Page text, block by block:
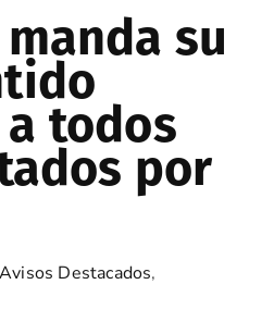
manda su
todos
por
Avisos Destacados,